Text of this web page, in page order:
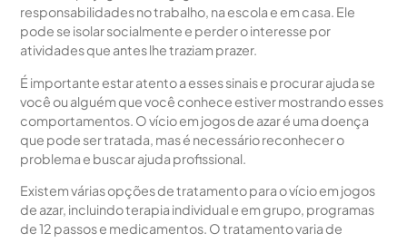
responsabilidades no trabalho, na escola e em casa. Ele
pode se isolar socialmente e perder o interesse por
atividades que antes lhe traziam prazer.
É importante estar atento a esses sinais e procurar ajuda se
você ou alguém que você conhece estiver mostrando esses
comportamentos. O vício em jogos de azar é uma doença
que pode ser tratada, mas é necessário reconhecer o
problema e buscar ajuda profissional.
Existem várias opções de tratamento para o vício em jogos
de azar, incluindo terapia individual e em grupo, programas
de 12 passos e medicamentos. O tratamento varia de